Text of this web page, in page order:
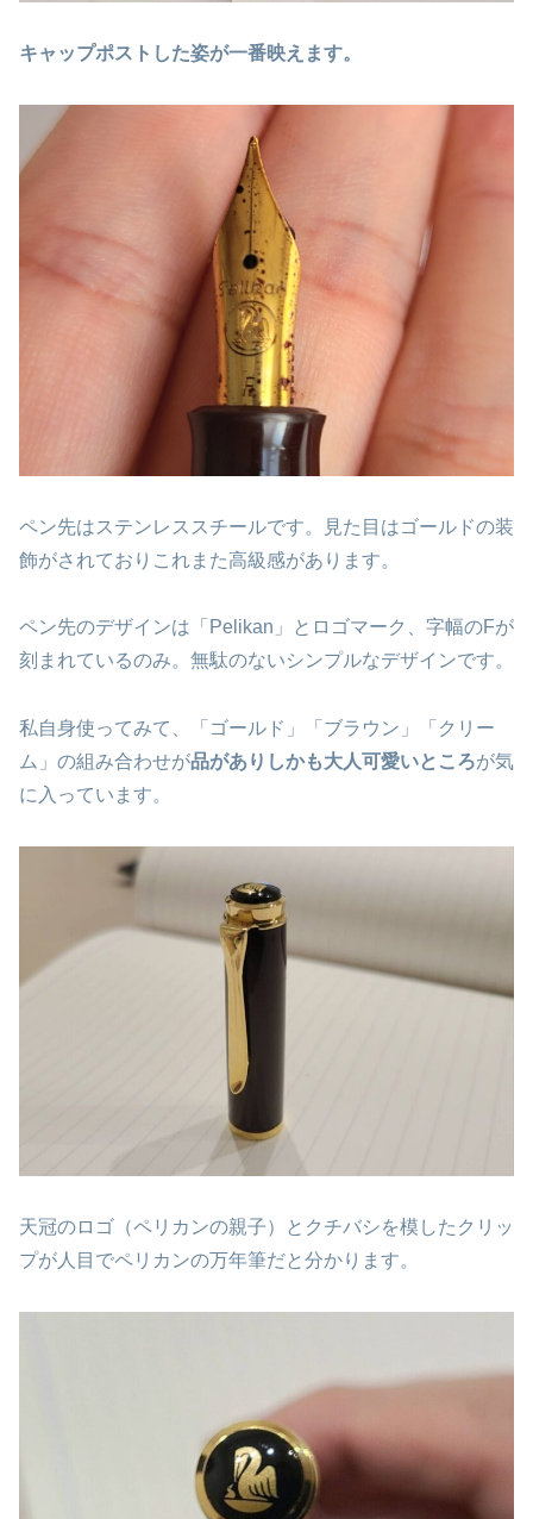
キャップポストした姿が一番映えます。
ペン先はステンレススチールです。見た目はゴールドの装
飾がされておりこれまた高級感があります。
ペン先のデザインは「Pelikan」とロゴマーク、字幅のFが
刻まれているのみ。無駄のないシンプルなデザインです。
私自身使ってみて、「ゴールド」「ブラウン」「クリー
ム」の組み合わせが品がありしかも大人可愛いところが気
に入っています。
天冠のロゴ（ペリカンの親子）とクチバシを模したクリッ
プが人目でペリカンの万年筆だと分かります。